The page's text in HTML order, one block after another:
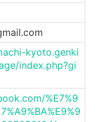
kyoto.genki
index.php?gi
%E7%9